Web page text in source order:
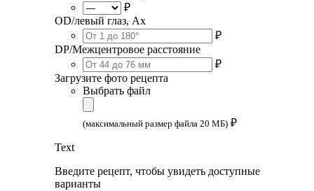
₽
OD/левый глаз, Ax
₽
DP/Межцентровое расстояние
₽
Загрузите фото рецепта
Выбрать файл
(максимальный размер файла 20 МБ) ₽
Text
Введите рецепт, чтобы увидеть доступные
варианты